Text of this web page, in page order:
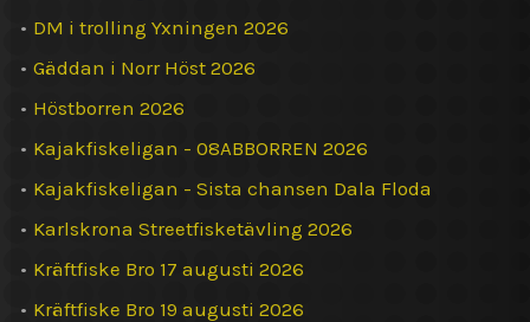
• DM i trolling Yxningen 2026
• Gäddan i Norr Höst 2026
• Höstborren 2026
• Kajakfiskeligan - 08ABBORREN 2026
• Kajakfiskeligan - Sista chansen Dala Floda
• Karlskrona Streetfisketävling 2026
• Kräftfiske Bro 17 augusti 2026
• Kräftfiske Bro 19 augusti 2026